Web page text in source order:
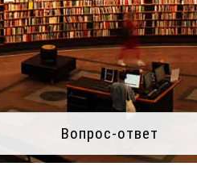
Вопрос-ответ